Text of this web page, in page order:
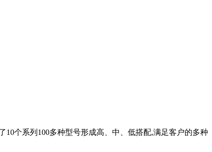
个系列100多种型号形成高、中、低搭配,满足客户的多种